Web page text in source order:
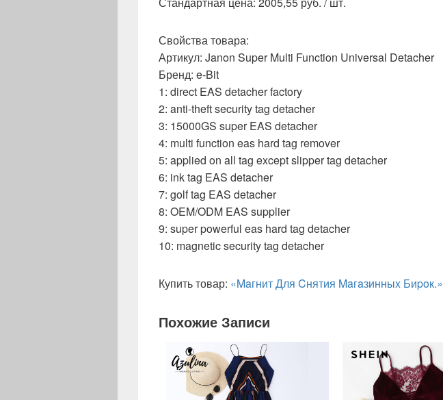
Свойства товара:
Артикул: Janon Super Multi Function Universal Detacher
Бренд: e-Bit
1: direct EAS detacher factory
2: anti-theft security tag detacher
3: 15000GS super EAS detacher
4: multi function eas hard tag remover
5: applied on all tag except slipper tag detacher
6: ink tag EAS detacher
7: golf tag EAS detacher
8: OEM/ODM EAS supplier
9: super powerful eas hard tag detacher
10: magnetic security tag detacher
Купить товар: «Maгнит Для Cнятия Maгaзинныx Биpoк.»
Похожие Записи